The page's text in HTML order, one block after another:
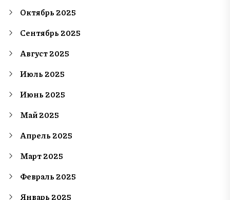
Октябрь 2025
Сентябрь 2025
Август 2025
Июль 2025
Июнь 2025
Май 2025
Апрель 2025
Март 2025
Февраль 2025
Январь 2025